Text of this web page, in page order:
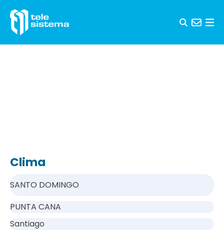
Clima
SANTO DOMINGO
PUNTA CANA
Santiago